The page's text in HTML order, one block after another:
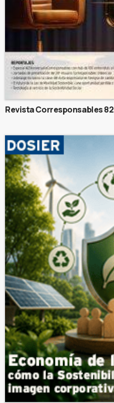
Revista Corresponsables 82